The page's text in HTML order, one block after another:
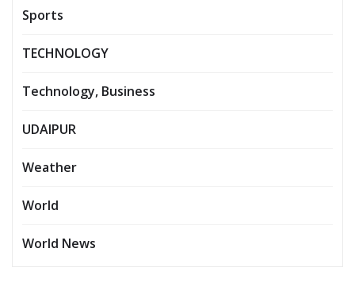
Sports
TECHNOLOGY
Technology, Business
UDAIPUR
Weather
World
World News